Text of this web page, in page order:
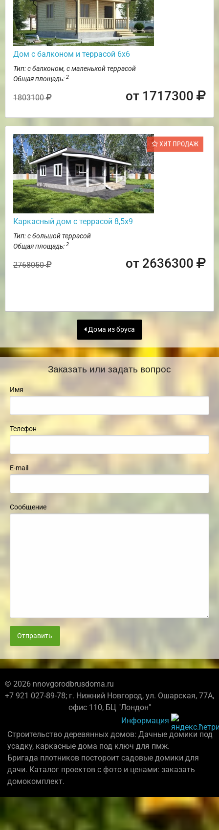
Дом с балконом и террасой 6х6
Тип: с балконом, с маленькой террасой
Общая площадь: 2
1803100 от 1717300
ХИТ ПРОДАЖ
Каркасный дом с террасой 8,5х9
Тип: с большой террасой
Общая площадь: 2
2768050 от 2636300
Дома из бруса
Заказать или задать вопрос
Имя
Телефон
E-mail
Сообщение
Отправить
© 2026 nnovgorodbrusdoma.ru
+7 921 027-89-78; г. Нижний Новгород, ул. Ошарская, 77А,
офис 110, БЦ "Лондон"
Информация
Строительство деревянных домов: Дачные домики под
усадку, каркасные дома под ключ для пмж.
Бригада плотников постороит садовые домики для
дачи. Каталог проектов с фото и ценами: заказать
домокомплект.